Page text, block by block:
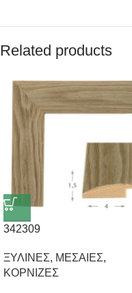
Related products
342309
ΞΥΛΙΝΕΣ, ΜΕΣΑΙΕΣ,
ΚΟΡΝΙΖΕΣ